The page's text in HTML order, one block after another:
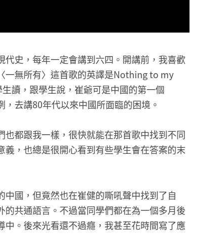
史，每年一定會講到六四。開講前，我喜歡
一無所有〉這首歌的英譯是Nothing to my
讀，跟學生說，崔爺可是中國的第一個
去講80年代以來中國所面臨的困境。
都跟我一樣，很快就能在那首歌中找到不同
，也總是很開心看到有些學生會在答案的末
國，但竟然也在崔健的嘶吼聲中找到了自
共通語言。不過當同學們都在為一個多月後
。後來光看還不過癮，我甚至花時間寫了應